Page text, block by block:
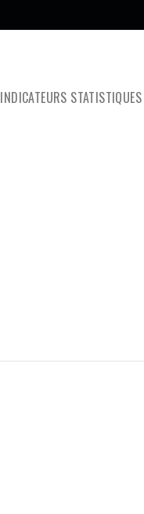
INDICATEURS STATISTIQUES